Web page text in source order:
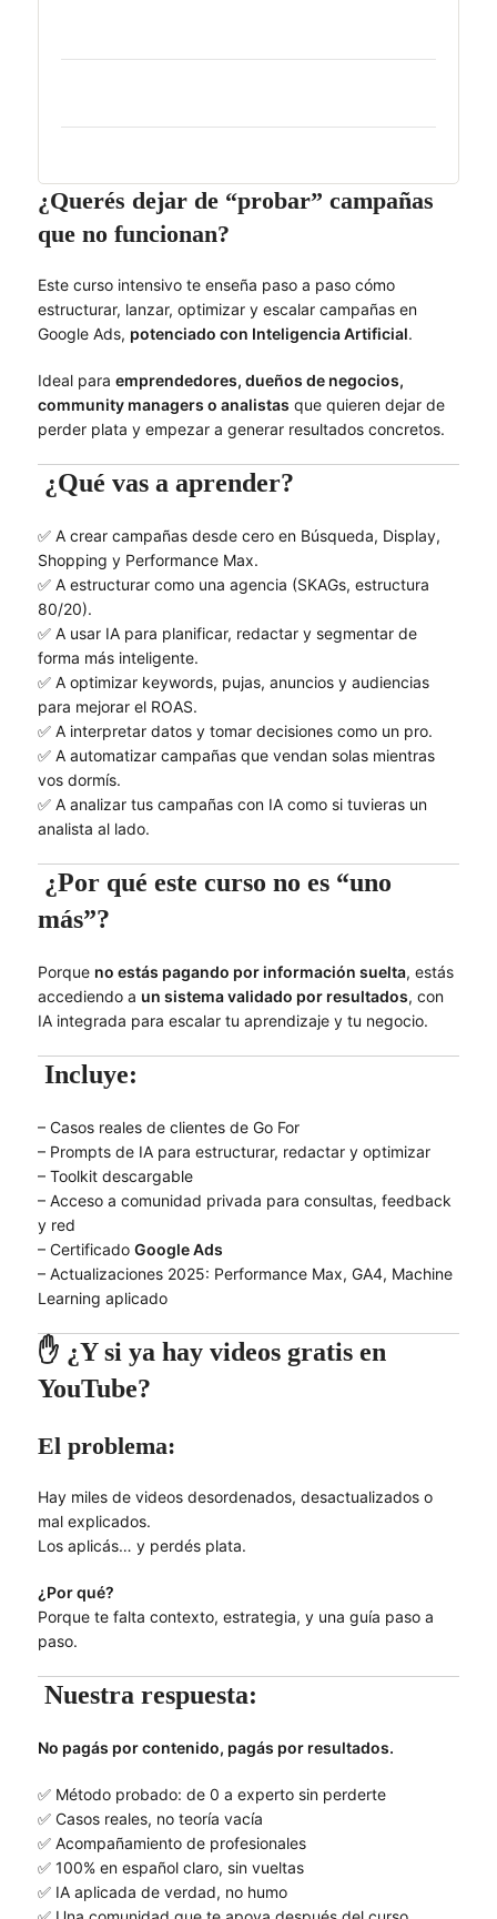
¿Querés dejar de “probar” campañas
que no funcionan?
Este curso intensivo te enseña paso a paso cómo
estructurar, lanzar, optimizar y escalar campañas en
Google Ads, potenciado con Inteligencia Artificial.
Ideal para emprendedores, dueños de negocios,
community managers o analistas que quieren dejar de
perder plata y empezar a generar resultados concretos.
¿Qué vas a aprender?
✅ A crear campañas desde cero en Búsqueda, Display,
Shopping y Performance Max.
✅ A estructurar como una agencia (SKAGs, estructura
80/20).
✅ A usar IA para planificar, redactar y segmentar de
forma más inteligente.
✅ A optimizar keywords, pujas, anuncios y audiencias
para mejorar el ROAS.
✅ A interpretar datos y tomar decisiones como un pro.
✅ A automatizar campañas que vendan solas mientras
vos dormís.
✅ A analizar tus campañas con IA como si tuvieras un
analista al lado.
¿Por qué este curso no es “uno
más”?
Porque no estás pagando por información suelta, estás
accediendo a un sistema validado por resultados, con
IA integrada para escalar tu aprendizaje y tu negocio.
Incluye:
– Casos reales de clientes de Go For
– Prompts de IA para estructurar, redactar y optimizar
– Toolkit descargable
– Acceso a comunidad privada para consultas, feedback
y red
– Certificado Google Ads
– Actualizaciones 2025: Performance Max, GA4, Machine
Learning aplicado
✋ ¿Y si ya hay videos gratis en
YouTube?
El problema:
Hay miles de videos desordenados, desactualizados o
mal explicados.
Los aplicás… y perdés plata.
¿Por qué?
Porque te falta contexto, estrategia, y una guía paso a
paso.
Nuestra respuesta:
No pagás por contenido, pagás por resultados.
✅ Método probado: de 0 a experto sin perderte
✅ Casos reales, no teoría vacía
✅ Acompañamiento de profesionales
✅ 100% en español claro, sin vueltas
✅ IA aplicada de verdad, no humo